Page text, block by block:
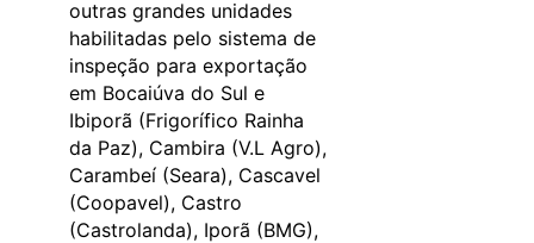
outras grandes unidades
habilitadas pelo sistema de
inspeção para exportação
em Bocaiúva do Sul e
Ibiporã (Frigorífico Rainha
da Paz), Cambira (V.L Agro),
Carambeí (Seara), Cascavel
(Coopavel), Castro
(Castrolanda), Iporã (BMG),